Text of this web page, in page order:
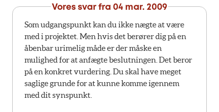
Vores svar fra 04 mar. 2009
Som udgangspunkt kan du ikke nægte at være
med i projektet. Men hvis det berører dig på en
åbenbar urimelig måde er der måske en
mulighed for at anfægte beslutningen. Det beror
på en konkret vurdering. Du skal have meget
saglige grunde for at kunne komme igennem
med dit synspunkt.